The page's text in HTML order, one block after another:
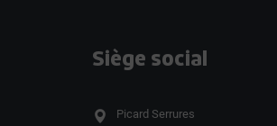
Siège social
Picard Serrures